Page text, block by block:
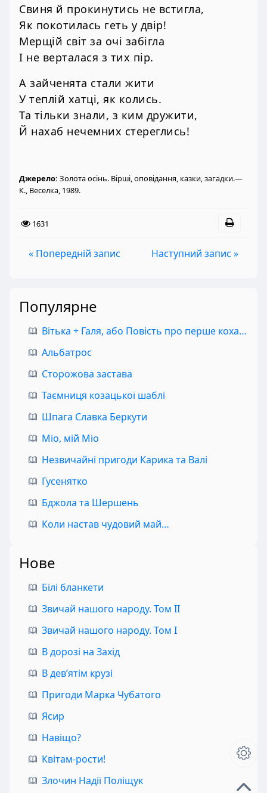
Свиня й прокинутись не встигла,
Як покотилась геть у двір!
Мерщій світ за очі забігла
І не верталася з тих пір.
А зайченята стали жити
У теплій хатці, як колись.
Та тільки знали, з ким дружити,
Й нахаб нечемних стереглись!
Джерело: Золота осінь. Вірші, оповідання, казки, загадки.—
К., Веселка, 1989.
1631
« Попередній запис Наступний запис »
Популярне
Вітька + Галя, або Повість про перше кохання
Альбатрос
Сторожова застава
Таємниця козацької шаблі
Шпага Славка Беркути
Міо, мій Міо
Незвичайні пригоди Карика та Валі
Гусенятко
Бджола та Шершень
Коли настав чудовий май…
Нове
Білі бланкети
Звичай нашого народу. Том II
Звичай нашого народу. Том I
В дорозі на Захід
В дев’ятім крузі
Пригоди Марка Чубатого
Ясир
Навіщо?
Квітам-рости!
Злочин Надії Поліщук